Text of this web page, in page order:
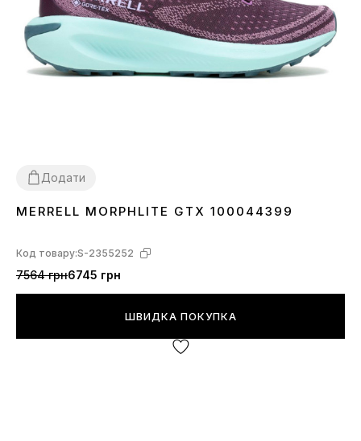
Додати
36
MERRELL MORPHLITE GTX 100044399
Код товару:S-2355252
7564 грн6745 грн
ШВИДКА ПОКУПКА